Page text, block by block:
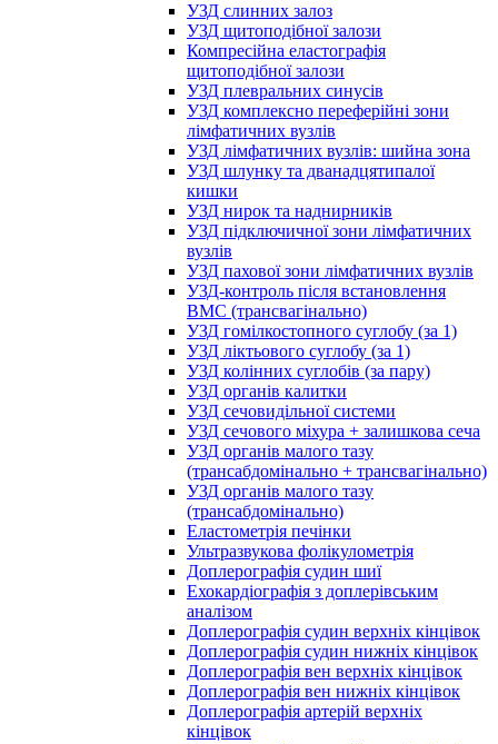
УЗД слинних залоз
УЗД щитоподібної залози
Компресійна еластографія
щитоподібної залози
УЗД плевральних синусів
УЗД комплексно переферійні зони
лімфатичних вузлів
УЗД лімфатичних вузлів: шийна зона
УЗД шлунку та дванадцятипалої
кишки
УЗД нирок та наднирників
УЗД підключичної зони лімфатичних
вузлів
УЗД пахової зони лімфатичних вузлів
УЗД-контроль після встановлення
ВМС (трансвагінально)
УЗД гомілкостопного суглобу (за 1)
УЗД ліктьового суглобу (за 1)
УЗД колінних суглобів (за пару)
УЗД органів калитки
УЗД сечовидільної системи
УЗД сечового міхура + залишкова сеча
УЗД органів малого тазу
(трансабдомінально + трансвагінально)
УЗД органів малого тазу
(трансабдомінально)
Еластометрія печінки
Ультразвукова фолікулометрія
Доплерографія судин шиї
Ехокардіографія з доплерівським
аналізом
Доплерографія судин верхніх кінцівок
Доплерографія судин нижніх кінцівок
Доплерографія вен верхніх кінцівок
Доплерографія вен нижніх кінцівок
Доплерографія артерій верхніх
кінцівок